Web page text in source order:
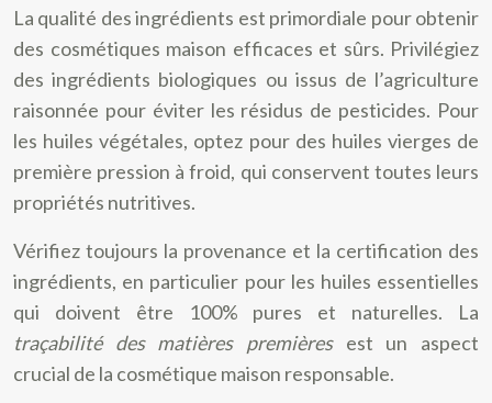
La qualité des ingrédients est primordiale pour obtenir
des cosmétiques maison efficaces et sûrs. Privilégiez
des ingrédients biologiques ou issus de l’agriculture
raisonnée pour éviter les résidus de pesticides. Pour
les huiles végétales, optez pour des huiles vierges de
première pression à froid, qui conservent toutes leurs
propriétés nutritives.
Vérifiez toujours la provenance et la certification des
ingrédients, en particulier pour les huiles essentielles
qui doivent être 100% pures et naturelles. La
traçabilité des matières premières est un aspect
crucial de la cosmétique maison responsable.